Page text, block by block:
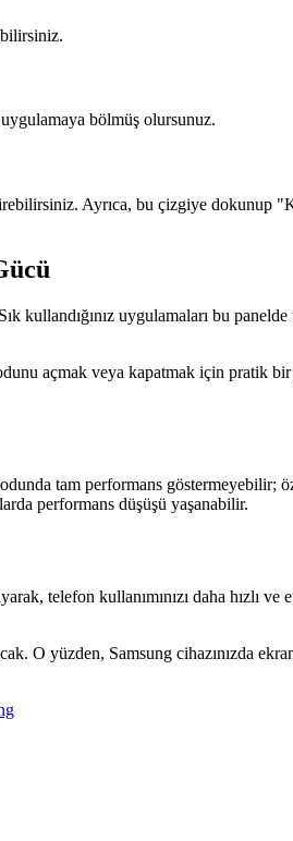
bölmüş olursunuz.
Ayrıca, bu çizgiye dokunup
kullandığınız uygulamaları bu
açmak veya kapatmak için pratik
tam performans göstermeyebilir;
performans düşüşü yaşanabilir.
telefon kullanımınızı daha hızlı
O yüzden, Samsung cihazınızda